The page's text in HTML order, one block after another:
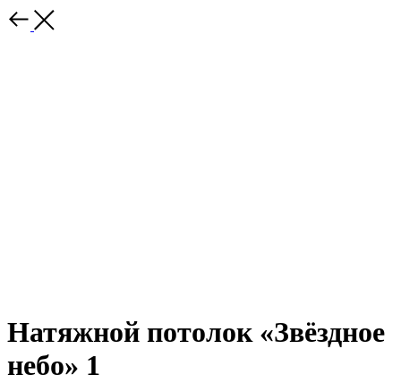
Натяжной потолок «Звёздное
небо» 1